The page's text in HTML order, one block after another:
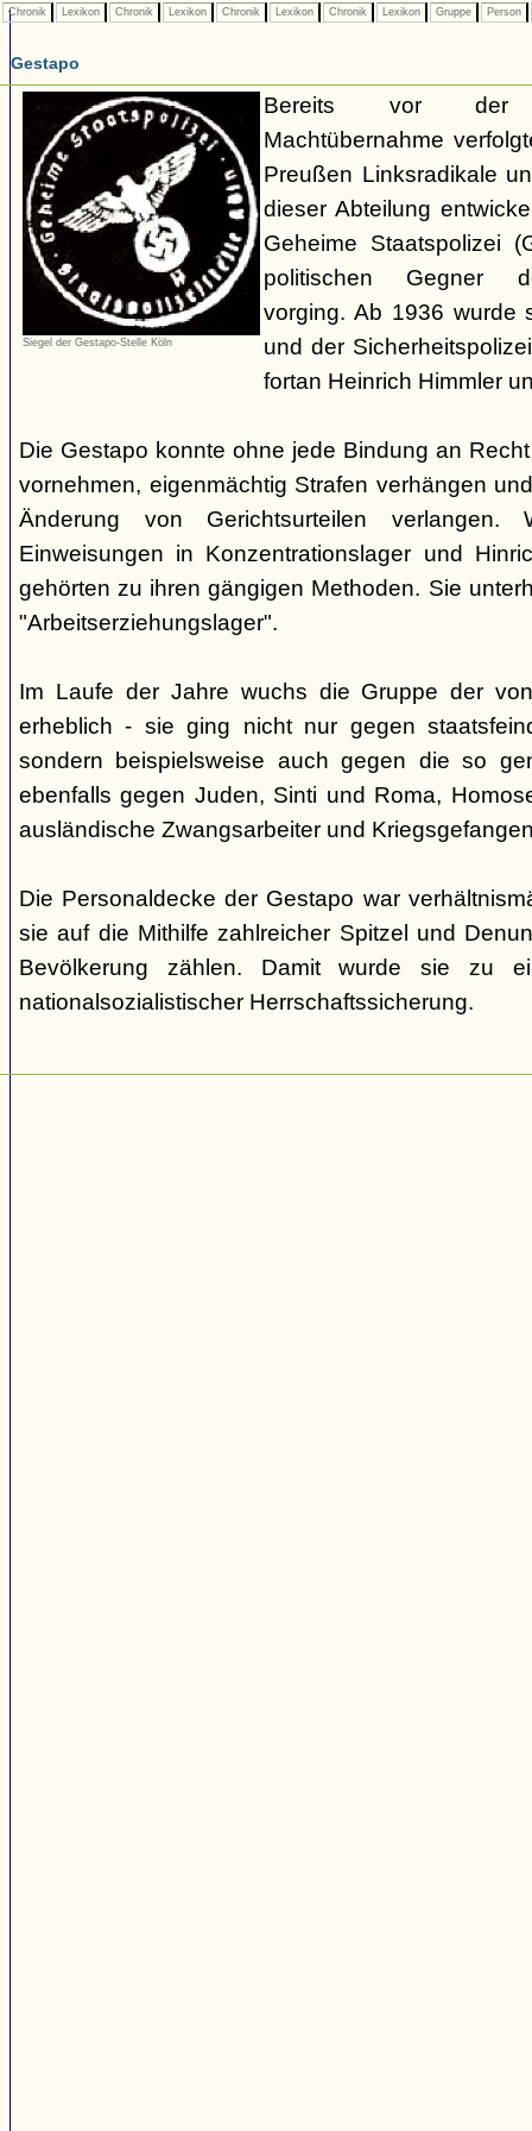
Chronik Lexikon Chronik Lexikon Chronik Lexikon Chronik Lexikon Gruppe Person
Gestapo
Siegel der Gestapo-Stelle Köln
Bereits vor der
Machtübernahme
Preußen Linksradikale
dieser Abteilung
Geheime Staatspolizei
politischen Gegner
vorging. Ab 1936 wurde
und der
fortan Heinrich Himmler
Die Gestapo konnte ohne jede Bindung an
vornehmen, eigenmächtig Strafen verhängen
Änderung von Gerichtsurteilen verlangen.
Einweisungen in Konzentrationslager und
gehörten zu ihren gängigen Methoden. Sie
"Arbeitserziehungslager".
Im Laufe der Jahre wuchs die Gruppe der
erheblich - sie ging nicht nur gegen
sondern beispielsweise auch gegen die so
ebenfalls gegen Juden, Sinti und Roma,
ausländische Zwangsarbeiter und
Die Personaldecke der Gestapo war
sie auf die Mithilfe zahlreicher Spitzel und
Bevölkerung zählen. Damit wurde sie zu
nationalsozialistischer Herrschaftssicherung.